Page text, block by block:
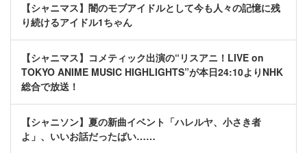
【シャニマス】闇のモブアイドルとして今も人々の記憶に残
り続けるアイドル1ちゃん
【シャニマス】コメティック出演の“リスアニ！LIVE on
TOKYO ANIME MUSIC HIGHLIGHTS”が本日24:10よりNHK
総合で放送！
【シャニソン】夏の新曲イベント「ハレルヤ、小さき者
よ」、いいお話だったばい……